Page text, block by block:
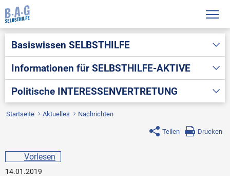
Basiswissen SELBSTHILFE
Informationen für SELBSTHILFE-AKTIVE
Politische INTERESSENVERTRETUNG
Startseite Aktuelles Nachrichten
Teilen Drucken
Vorlesen
14.01.2019